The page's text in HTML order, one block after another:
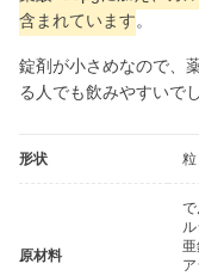
含まれています。
錠剤が小さめなので、
る人でも飲みやすいで
形状 粒
原材料